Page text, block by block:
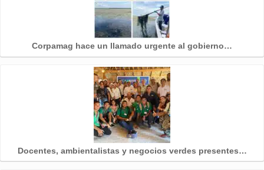
Corpamag hace un llamado urgente al gobierno…
Docentes, ambientalistas y negocios verdes presentes…